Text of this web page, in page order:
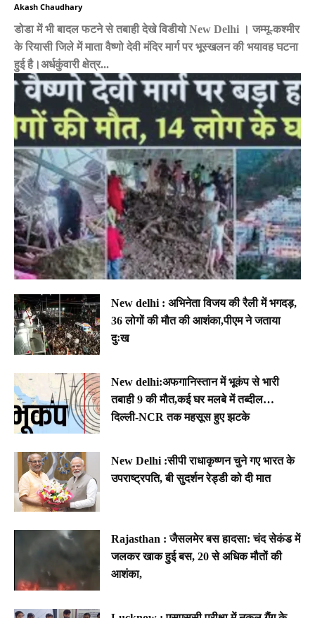
Akash Chaudhary
डोडा में भी बादल फटने से तबाही देखे विडीयो New Delhi । जम्मू-कश्मीर
के रियासी जिले में माता वैष्णो देवी मंदिर मार्ग पर भूस्खलन की भयावह घटना
हुई है।अर्धकुंवारी क्षेत्र...
New delhi : अभिनेता विजय की रैली में भगदड़,
36 लोगों की मौत की आशंका,पीएम ने जताया
दुःख
New delhi:अफगानिस्तान में भूकंप से भारी
तबाही 9 की मौत,कई घर मलबे में तब्दील…
दिल्ली-NCR तक महसूस हुए झटके
New Delhi :सीपी राधाकृष्णन चुने गए भारत के
उपराष्ट्रपति, बी सुदर्शन रेड्डी को दी मात
Rajasthan : जैसलमेर बस हादसा: चंद सेकंड में
जलकर खाक हुई बस, 20 से अधिक मौतों की
आशंका,